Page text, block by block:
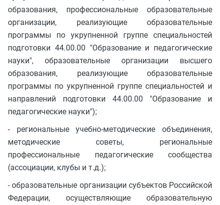
образования, профессиональные образовательные
организации, реализующие образовательные
программы по укрупненной группе специальностей
подготовки 44.00.00 "Образование и педагогические
науки", образовательные организации высшего
образования, реализующие образовательные
программы по укрупненной группе специальностей и
направлений подготовки 44.00.00 "Образование и
педагогические науки");
- региональные учебно-методические объединения,
методические советы, региональные
профессиональные педагогические сообщества
(ассоциации, клубы и т.д.);
- образовательные организации субъектов Российской
Федерации, осуществляющие образовательную